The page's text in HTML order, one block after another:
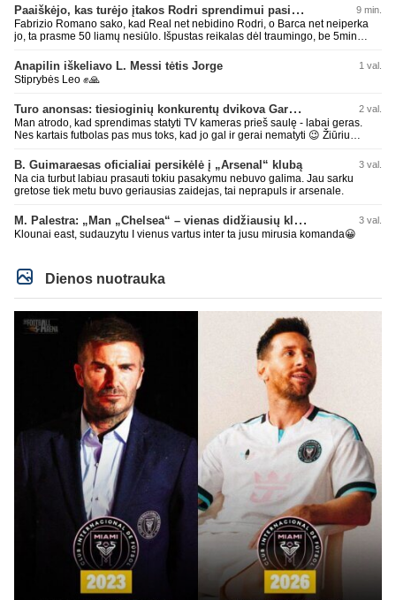
Paaiškėjo, kas turėjo įtakos Rodri sprendimui pasirinkti Barselonos pusę 9 min.
Fabrizio Romano sako, kad Real net nebidino Rodri, o Barca net neiperka
jo, ta prasme 50 liamų nesiūlo. Išpustas reikalas dėl traumingo, be 5min
Anapilin iškeliavo L. Messi tėtis Jorge 1 val.
Stiprybės Leo ✊🙏
Turo anonsas: tiesioginių konkurentų dvikova Gargžduose 2 val.
Man atrodo, kad sprendimas statyti TV kameras prieš saulę - labai geras.
Nes kartais futbolas pas mus toks, kad jo gal ir gerai nematyti 😉 Žiūriu
kaip alaus butelys, kurį ką tik išmaukiau. Linkėjimai Tadui (slapyvardžiu „apie
nieką“), kuris kiek girdėjau, įpūtė akis varvinančių transliacijų dvasią 😀
B. Guimaraesas oficialiai persikėlė į „Arsenal“ klubą 3 val.
Na cia turbut labiau prasauti tokiu pasakymu nebuvo galima. Jau sarku
gretose tiek metu buvo geriausias zaidejas, tai neprapuls ir arsenale.
M. Palestra: „Man „Chelsea“ – vienas didžiausių klubų futbole“ 3 val.
Klounai east, sudauzytu I vienus vartus inter ta jusu mirusia komanda😀
Dienos nuotrauka